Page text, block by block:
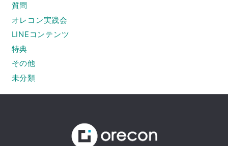
質問
オレコン実践会
LINEコンテンツ
特典
その他
未分類